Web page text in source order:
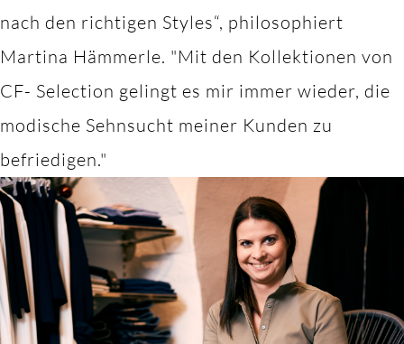
nach den richtigen Styles“, philosophiert
Martina Hämmerle. "Mit den Kollektionen von
CF- Selection gelingt es mir immer wieder, die
modische Sehnsucht meiner Kunden zu
befriedigen."